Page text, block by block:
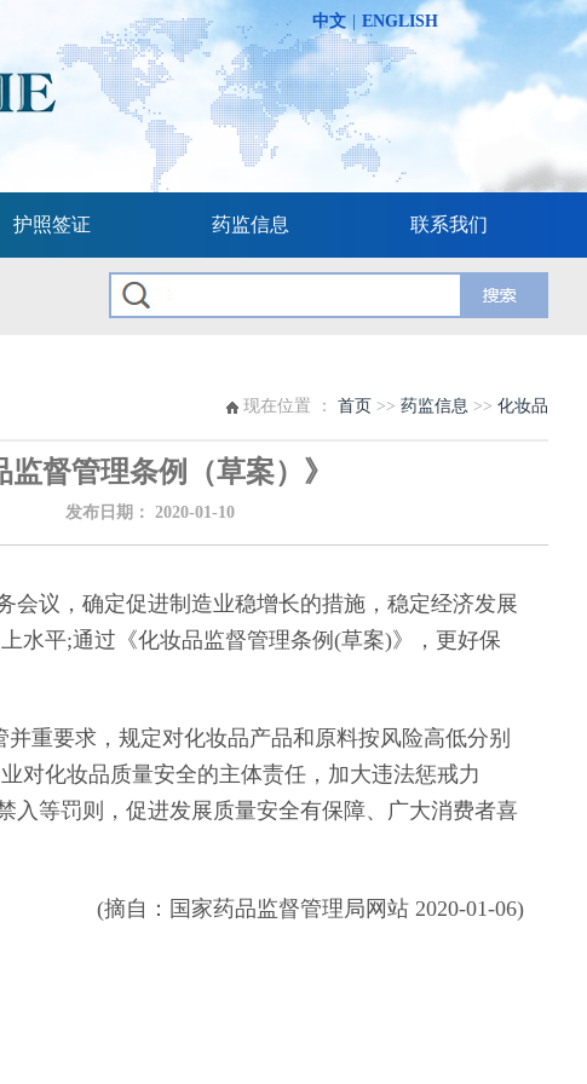
中文 ENGLISH
护照签证 药监信息 联系我们
现在位置 ： 首页 >> 药监信息 >> 化妆品
督管理条例（草案）》
发布日期： 2020-01-10
议，确定促进制造业稳增长的措施，稳定经济发展
水平;通过《化妆品监督管理条例(草案)》，更好保
要求，规定对化妆品产品和原料按风险高低分别
对化妆品质量安全的主体责任，加大违法惩戒力
入等罚则，促进发展质量安全有保障、广大消费者喜
(摘自：国家药品监督管理局网站 2020-01-06)